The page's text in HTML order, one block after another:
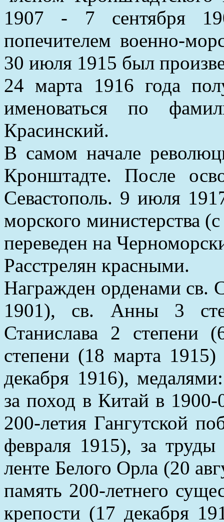
1907 - 7 сентября
попечителем военно-
30 июля 1915 был
24 марта 1916 года
именоваться по
Красинский.
В самом начале
Кронштадте. После
Севастополь. 9 июля
морского министерства
переведен на
Расстрелян красными.
Награжден орденами св.
1901), св. Анны 3
Станислава 2
степени (18 марта
декабря 1916),
за поход в Китай в
200-летия Гангутской
февраля 1915), за
ленте Белого Орла (20
память 200-летнего
крепости (17 декабря